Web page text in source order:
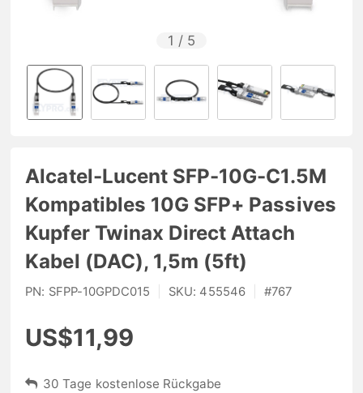
1 / 5
Alcatel-Lucent SFP-10G-C1.5M
Kompatibles 10G SFP+ Passives
Kupfer Twinax Direct Attach
Kabel (DAC), 1,5m (5ft)
PN: SFPP-10GPDC015 SKU: 455546 #767
US$11,99
30 Tage kostenlose Rückgabe